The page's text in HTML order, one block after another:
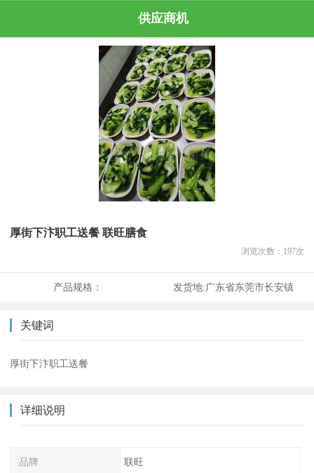
供应商机
厚街下汴职工送餐 联旺膳食
浏览次数： 197次
产品规格： 发货地:广东省东莞市长安镇
关键词
厚街下汴职工送餐
详细说明
品牌 联旺